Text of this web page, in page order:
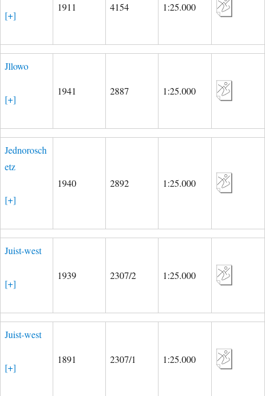
[+]
1911 4154 1:25.000
Jllowo
[+]
1941 2887 1:25.000
Jednorosch
etz
[+]
1940 2892 1:25.000
Juist-west
[+]
1939 2307/2 1:25.000
Juist-west
[+]
1891 2307/1 1:25.000